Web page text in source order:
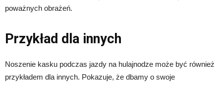
poważnych obrażeń.
Przykład dla innych
Noszenie kasku podczas jazdy na hulajnodze może być również
przykładem dla innych. Pokazuje, że dbamy o swoje